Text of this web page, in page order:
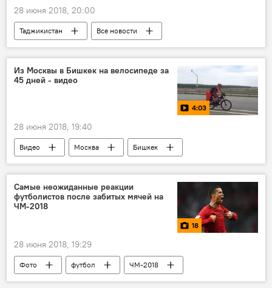
28 июня 2018, 20:00
Таджикистан
Все новости
МВД Таджикистана
штраф
Новости Душанбе
Из Москвы в Бишкек на велосипеде за
45 дней - видео
4:03
28 июня 2018, 19:40
Видео Москва
Бишкек
путешествие
животные
Самые неожиданные реакции
футболистов после забитых мячей на
ЧМ-2018
18
28 июня 2018, 19:29
Фото футбол
ЧМ-2018
ФИФА
Спорт